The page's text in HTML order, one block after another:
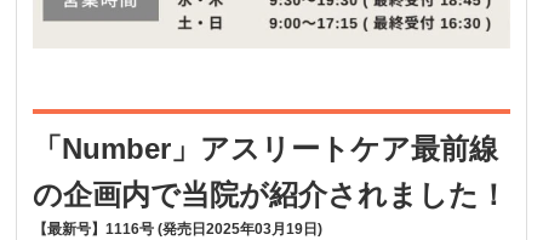
「Number」アスリートケア最前線
の企画内で当院が紹介されました！
【最新号】1116号 (発売日2025年03月19日)